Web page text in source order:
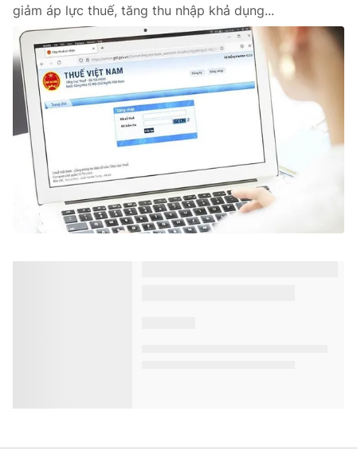
giảm áp lực thuế, tăng thu nhập khả dụng...